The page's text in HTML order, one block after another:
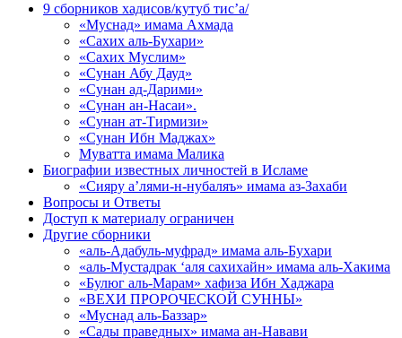
9 сборников хадисов/кутуб тис’а/
«Муснад» имама Ахмада
«Сахих аль-Бухари»
«Сахих Муслим»
«Сунан Абу Дауд»
«Сунан ад-Дарими»
«Сунан ан-Насаи».
«Сунан ат-Тирмизи»
«Сунан Ибн Маджах»
Муватта имама Малика
Биографии известных личностей в Исламе
«Сияру а’лями-н-нубаляъ» имама аз-Захаби
Вопросы и Ответы
Доступ к материалу ограничен
Другие сборники
«аль-Адабуль-муфрад» имама аль-Бухари
«аль-Мустадрак ‘аля сахихайн» имама аль-Хакима
«Булюг аль-Марам» хафиза Ибн Хаджара
«ВЕХИ ПРОРОЧЕСКОЙ СУННЫ»
«Муснад аль-Баззар»
«Сады праведных» имама ан-Навави